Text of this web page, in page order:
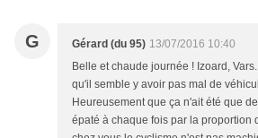
G Gérard (du 95) 13/07/2016 10:40
Belle et chaude journée ! Izoard,
qu'il semble y avoir pas mal de
Heureusement que ça n'ait été que
épaté à chaque fois par la proportion